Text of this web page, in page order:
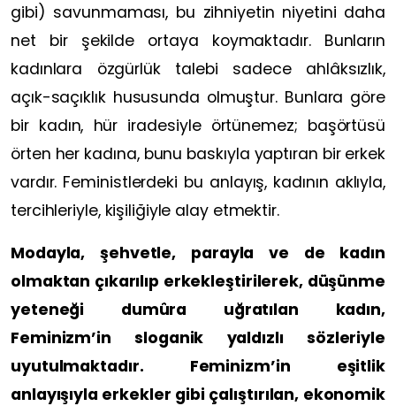
gibi) savunmaması, bu zihniyetin niyetini daha
net bir şekilde ortaya koymaktadır. Bunların
kadınlara özgürlük talebi sadece ahlâksızlık,
açık-saçıklık hususunda olmuştur. Bunlara göre
bir kadın, hür iradesiyle örtünemez; başörtüsü
örten her kadına, bunu baskıyla yaptıran bir erkek
vardır. Feministlerdeki bu anlayış, kadının aklıyla,
tercihleriyle, kişiliğiyle alay etmektir.
Modayla, şehvetle, parayla ve de kadın
olmaktan çıkarılıp erkekleştirilerek, düşünme
yeteneği dumûra uğratılan kadın,
Feminizm’in sloganik yaldızlı sözleriyle
uyutulmaktadır. Feminizm’in eşitlik
anlayışıyla erkekler gibi çalıştırılan, ekonomik